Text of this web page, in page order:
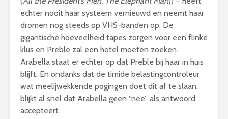
echter nooit haar systeem vernieuwd en neemt haar
dromen nog steeds op VHS-banden op. De
gigantische hoeveelheid tapes zorgen voor een flinke
klus en Preble zal een hotel moeten zoeken.
Arabella staat er echter op dat Preble bij haar in huis
blijft. En ondanks dat de timide belastingcontroleur
wat meelijwekkende pogingen doet dit af te slaan,
blijkt al snel dat Arabella geen “nee” als antwoord
accepteert.